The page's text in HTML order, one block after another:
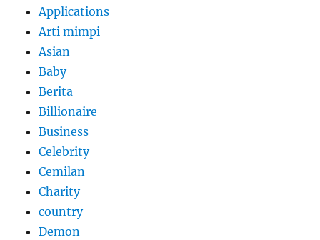
Applications
Arti mimpi
Asian
Baby
Berita
Billionaire
Business
Celebrity
Cemilan
Charity
country
Demon